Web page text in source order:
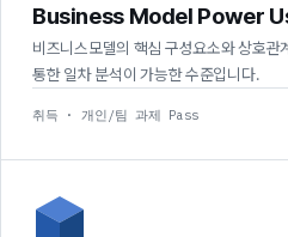
Business Model Power
비즈니스모델의 핵심 구성요소와 상호관
통한 일차 분석이 가능한 수준입니다.
취득 · 개인/팀 과제 Pass